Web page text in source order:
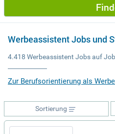
Werbeassistent Jobs und
4.418 Werbeassistent Jobs auf
Zur Berufsorientierung als
Sortierung